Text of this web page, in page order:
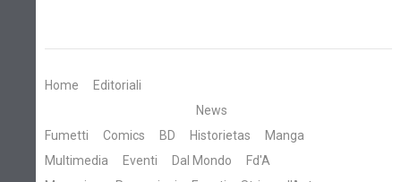
Home
Editoriali
News
Fumetti
Comics BD Historietas
Manga
Multimedia
Eventi Dal Mondo
Fd'A